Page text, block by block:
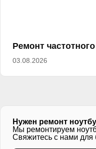
Ремонт
03.08.2026
Нужен ремонт
Мы ремонтируем
Свяжитесь с нами для